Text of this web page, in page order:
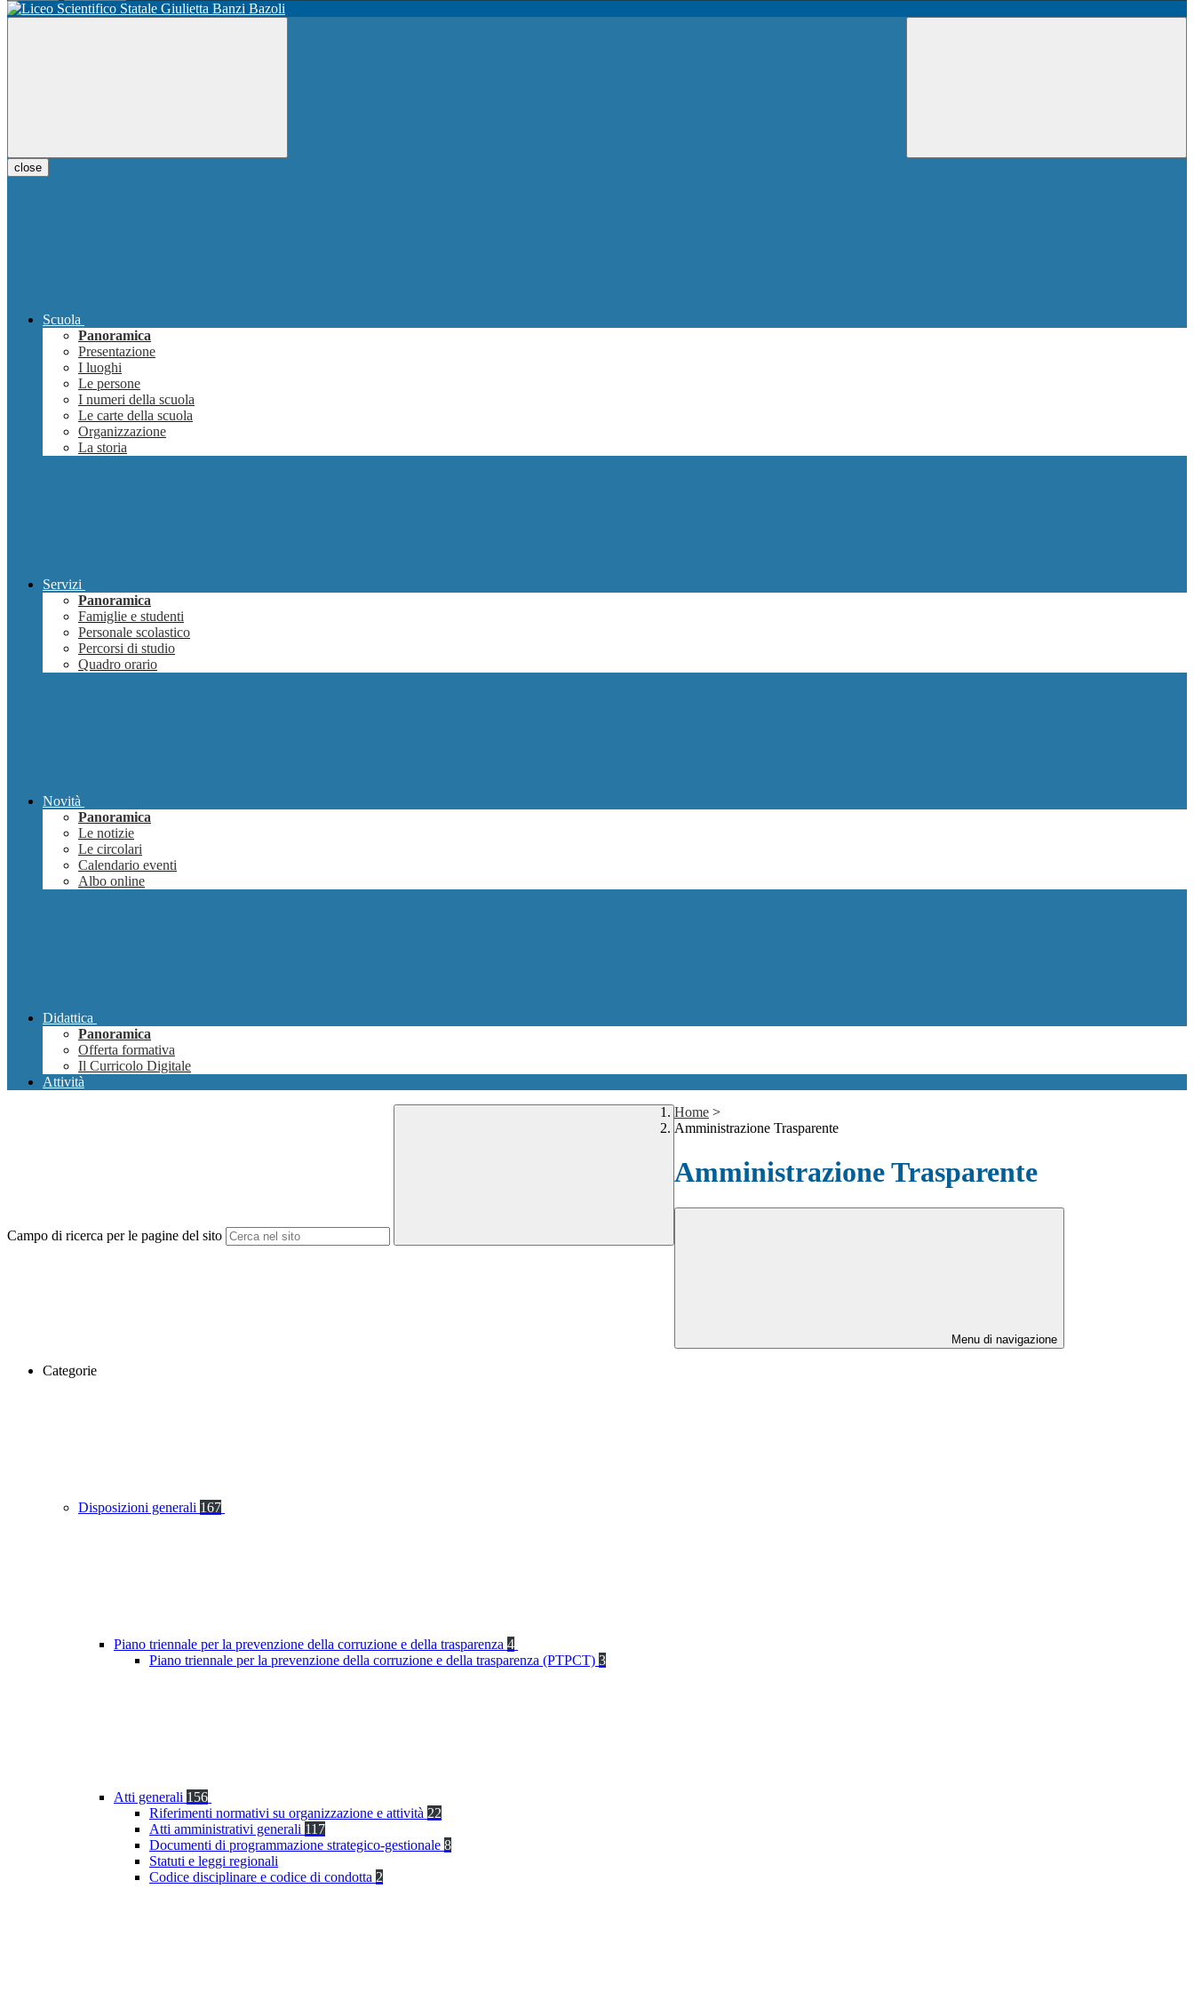
close
Scuola
Panoramica
Presentazione
I luoghi
Le persone
I numeri della scuola
Le carte della scuola
Organizzazione
La storia
Servizi
Panoramica
Famiglie e studenti
Personale scolastico
Percorsi di studio
Quadro orario
Novità
Panoramica
Le notizie
Le circolari
Calendario eventi
Albo online
Didattica
Panoramica
Offerta formativa
Il Curricolo Digitale
Attività
Campo di ricerca per le pagine del sito
Home >
Amministrazione Trasparente
Amministrazione Trasparente
Menu di navigazione
Categorie
Disposizioni generali 167
Piano triennale per la prevenzione della corruzione e della trasparenza 4
Piano triennale per la prevenzione della corruzione e della trasparenza (PTPCT) 3
Atti generali 156
Riferimenti normativi su organizzazione e attività 22
Atti amministrativi generali 117
Documenti di programmazione strategico-gestionale 8
Statuti e leggi regionali
Codice disciplinare e codice di condotta 2